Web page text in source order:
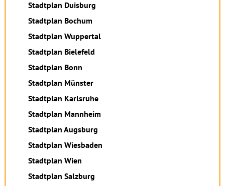
Stadtplan Duisburg
Stadtplan Bochum
Stadtplan Wuppertal
Stadtplan Bielefeld
Stadtplan Bonn
Stadtplan Münster
Stadtplan Karlsruhe
Stadtplan Mannheim
Stadtplan Augsburg
Stadtplan Wiesbaden
Stadtplan Wien
Stadtplan Salzburg